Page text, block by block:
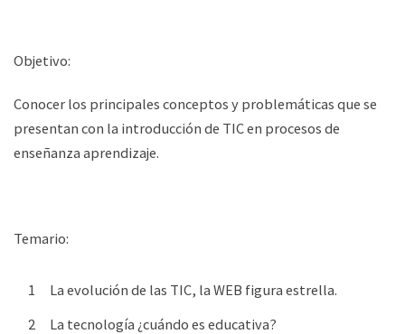
Objetivo:
Conocer los principales conceptos y problemáticas que se
presentan con la introducción de TIC en procesos de
enseñanza aprendizaje.
Temario:
La evolución de las TIC, la WEB figura estrella.
La tecnología ¿cuándo es educativa?